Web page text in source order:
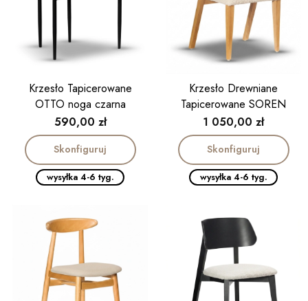
Krzesło Tapicerowane
OTTO noga czarna
Cena
590,00 zł
Skonfiguruj
wysyłka 4-6 tyg.
Krzesło Drewniane
Tapicerowane SOREN
Cena
1 050,00 zł
Skonfiguruj
wysyłka 4-6 tyg.